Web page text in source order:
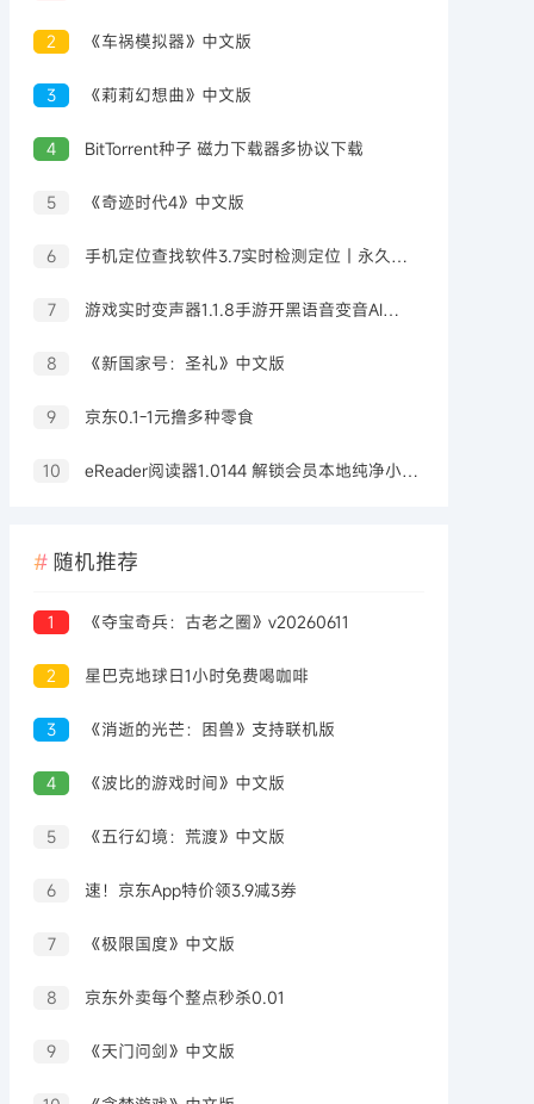
2 《车祸模拟器》中文版
3 《莉莉幻想曲》中文版
4 BitTorrent种子 磁力下载器多协议下载
5 《奇迹时代4》中文版
6 手机定位查找软件3.7实时检测定位｜永久可用
7 游戏实时变声器1.1.8手游开黑语音变音AI配高级版
8 《新国家号：圣礼》中文版
9 京东0.1-1元撸多种零食
10 eReader阅读器1.0144 解锁会员本地纯净小说阅读器
随机推荐
1 《夺宝奇兵：古老之圈》v20260611
2 星巴克地球日1小时免费喝咖啡
3 《消逝的光芒：困兽》支持联机版
4 《波比的游戏时间》中文版
5 《五行幻境：荒渡》中文版
6 速！京东App特价领3.9减3券
7 《极限国度》中文版
8 京东外卖每个整点秒杀0.01
9 《天门问剑》中文版